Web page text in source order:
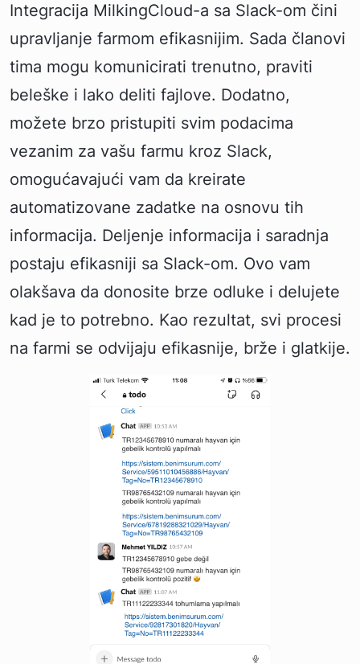
Integracija MilkingCloud-a sa Slack-om čini
upravljanje farmom efikasnijim. Sada članovi
tima mogu komunicirati trenutno, praviti
beleške i lako deliti fajlove. Dodatno,
možete brzo pristupiti svim podacima
vezanim za vašu farmu kroz Slack,
omogućavajući vam da kreirate
automatizovane zadatke na osnovu tih
informacija. Deljenje informacija i saradnja
postaju efikasniji sa Slack-om. Ovo vam
olakšava da donosite brze odluke i delujete
kad je to potrebno. Kao rezultat, svi procesi
na farmi se odvijaju efikasnije, brže i glatkije.